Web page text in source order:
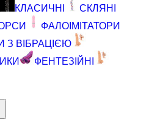
КЛАСИЧНІ
СКЛЯНІ
ФАЛОІМІТАТОРИ
З ВІБРАЦІЄЮ
ФЕНТЕЗІЙНІ